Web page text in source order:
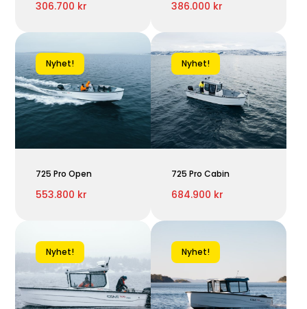
306.700 kr 386.000 kr
Nyhet!
725 Pro Open
553.800 kr
Nyhet!
725 Pro Cabin
684.900 kr
Nyhet! Nyhet!